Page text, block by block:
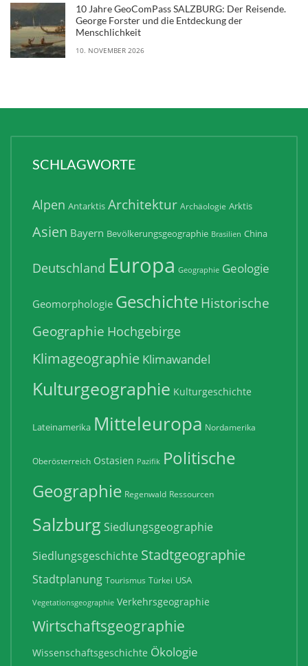
10 Jahre GeoComPass SALZBURG: Der Reisende.
George Forster und die Entdeckung der
Menschlichkeit
10. NOVEMBER 2026
SCHLAGWORTE
Alpen Antarktis Architektur Archäologie Arktis
Asien Bayern Bevölkerungsgeographie Brasilien China
Deutschland Europa Geographie Geologie
Geomorphologie GeschichteHistorische
Geographie Hochgebirge
Klimageographie Klimawandel
Kulturgeographie Kulturgeschichte
Lateinamerika Mitteleuropa Nordamerika
Oberösterreich Ostasien Pazifik Politische
Geographie Regenwald Ressourcen
Salzburg Siedlungsgeographie
Siedlungsgeschichte Stadtgeographie
Stadtplanung Tourismus Türkei USA
Vegetationsgeographie Verkehrsgeographie
Wirtschaftsgeographie
Wissenschaftsgeschichte Ökologie